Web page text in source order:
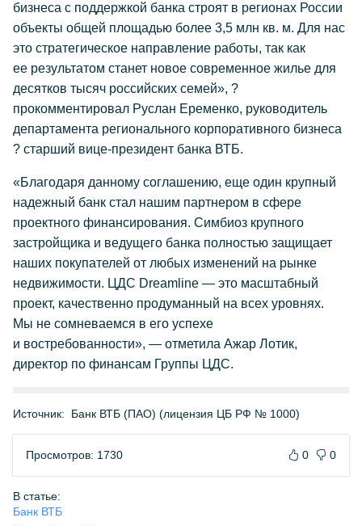
бизнеса с поддержкой банка строят в регионах России
объекты общей площадью более 3,5 млн кв. м. Для нас
это стратегическое направление работы, так как
ее результатом станет новое современное жилье для
десятков тысяч российских семей», ?
прокомментировал Руслан Еременко, руководитель
департамента регионального корпоративного бизнеса
? старший вице-президент банка ВТБ.
«Благодаря данному соглашению, еще один крупный
надежный банк стал нашим партнером в сфере
проектного финансирования. Симбиоз крупного
застройщика и ведущего банка полностью защищает
наших покупателей от любых изменений на рынке
недвижимости. ЦДС Dreamline — это масштабный
проект, качественно продуманный на всех уровнях.
Мы не сомневаемся в его успехе
и востребованности», — отметила Ажар Лотик,
директор по финансам Группы ЦДС.
Источник: Банк ВТБ (ПАО) (лицензия ЦБ РФ № 1000)
Просмотров: 1730 0 0
В статье:
Банк ВТБ